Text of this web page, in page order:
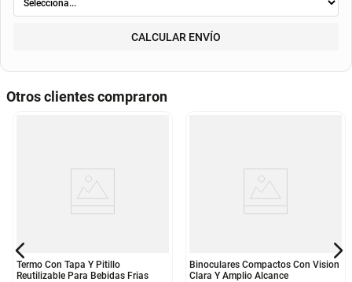
CALCULAR ENVÍO
Otros clientes compraron
Termo Con Tapa Y Pitillo
Reutilizable Para Bebidas Frias
Binoculares Compactos Con Vision
Clara Y Amplio Alcance